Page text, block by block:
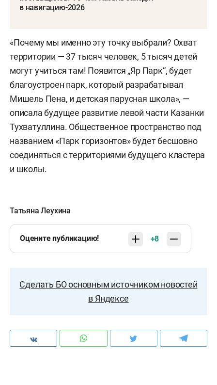
в навигацию-2026
«Почему мы именно эту точку выбрали? Охват
территории — 37 тысяч человек, 5 тысяч детей
могут учиться там! Появится „Яр Парк“, будет
благоустроен парк, который разрабатывал
Мишель Пена, и детская парусная школа», —
описала будущее развитие левой части Казанки
Тухватуллина. Общественное пространство под
названием «Парк горизонтов» будет бесшовно
соединяться с территориями будущего кластера
и школы.
Татьяна Леухина
Оцените публикацию! +8
Сделать БО основным источником новостей
в Яндексе